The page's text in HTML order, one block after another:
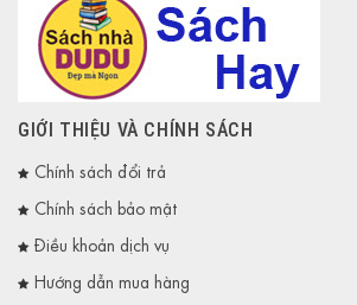
GIỚI THIỆU VÀ CHÍNH SÁCH
Chính sách đổi trả
Chính sách bảo mật
Điều khoản dịch vụ
Hướng dẫn mua hàng